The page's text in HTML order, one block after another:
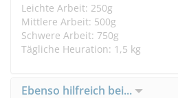
Leichte Arbeit: 250g
Mittlere Arbeit: 500g
Schwere Arbeit: 750g
Tägliche Heuration: 1,5 kg
Ebenso hilfreich bei...